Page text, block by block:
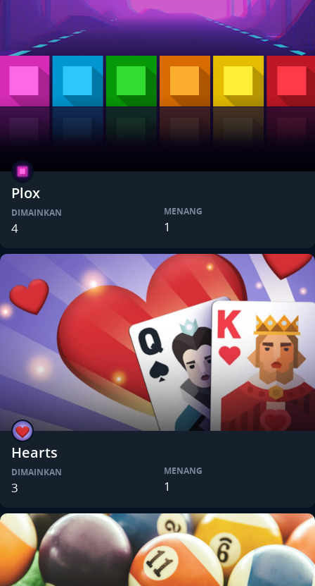
Plox
DIMAINKAN
4
MENANG
1
Hearts
DIMAINKAN
3
MENANG
1